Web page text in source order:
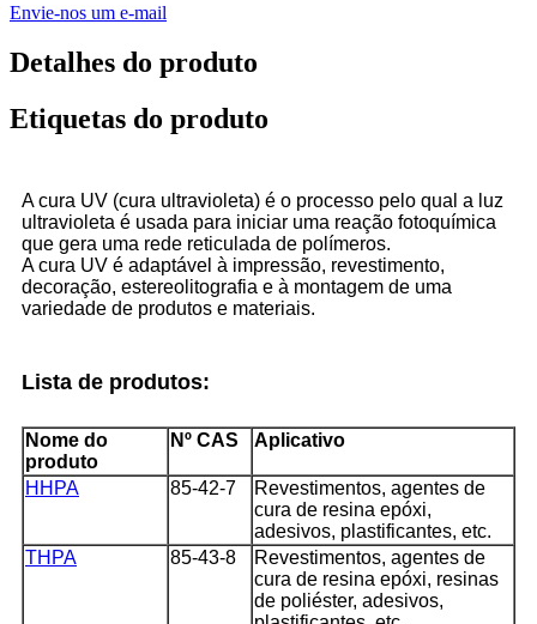
Envie-nos um e-mail
Detalhes do produto
Etiquetas do produto
A cura UV (cura ultravioleta) é o processo pelo qual a luz
ultravioleta é usada para iniciar uma reação fotoquímica
que gera uma rede reticulada de polímeros.
A cura UV é adaptável à impressão, revestimento,
decoração, estereolitografia e à montagem de uma
variedade de produtos e materiais.
Lista de produtos:
Nome do
produto
Nº CAS Aplicativo
HHPA 85-42-7
Revestimentos, agentes de
cura de resina epóxi,
adesivos, plastificantes, etc.
THPA
85-43-8
Revestimentos, agentes de
cura de resina epóxi, resinas
de poliéster, adesivos,